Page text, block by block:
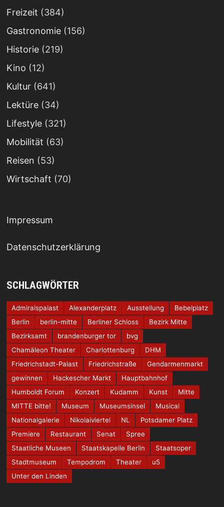
Freizeit (384)
Gastronomie(156)
Historie(219)
Kino (12)
Kultur(641)
Lektüre(34)
Lifestyle(321)
Mobilität (63)
Reisen (53)
Wirtschaft (70)
Impressum
Datenschutzerklärung
SCHLAGWÖRTER
Admiralspalast Alexanderplatz Ausstellung
Bebelplatz
Berlin
berlin-mitte Berliner Schloss
Bezirk Mitte
Bezirksamt
brandenburger tor
bvg
Chamäleon Theater
Charlottenburg
DHM
Friedrichstadt-Palast
Friedrichstraße
Gendarmenmarkt
gewinnen
Hackescher Markt
Hauptbahnhof
Humboldt Forum
Konzert Kudamm Kunst
Mitte
MITTE bitte!
Museum Museumsinsel
Musical
Nationalgalerie
Nikolaiviertel NL
Potsdamer Platz
Premiere
Restaurant Senat
Spree
Staatliche Museen
Staatskapelle Berlin
Staatsoper
Stadtmuseum
Tempodrom Theater
u5
Unter den Linden